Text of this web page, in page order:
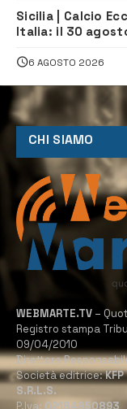
Sicilia | Calcio
Italia: il 30
6 AGOSTO 2026
CHI SIAMO
WEBMARTE.TV –
Registro stampa
09/04/2010
Direttore
Società editrice:
S.R.L.S.